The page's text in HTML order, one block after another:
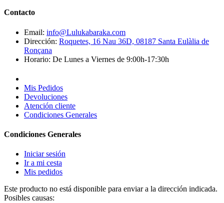
Contacto
Email: info@Lulukabaraka.com
Dirección: Roquetes, 16 Nau 36D, 08187 Santa Eulàlia de
Ronçana
Horario: De Lunes a Viernes de 9:00h-17:30h
Mis Pedidos
Devoluciones
Atención cliente
Condiciones Generales
Condiciones Generales
Iniciar sesión
Ir a mi cesta
Mis pedidos
Este producto no está disponible para enviar a la dirección indicada.
Posibles causas: